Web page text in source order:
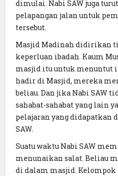
dimulai. Nabi SAW juga
pelapangan jalan untuk
tersebut.
Masjid Madinah didirikan
keperluan ibadah. Kaum
masjid itu untuk menuntut
hadir di Masjid, mereka
beliau. Dan jika Nabi SAW
sahabat-sahabat yang lain
pelajaran yang didapatkan
SAW.
Suatu waktu Nabi SAW
menunaikan salat. Beliau
di dalam masjid. Kelompok